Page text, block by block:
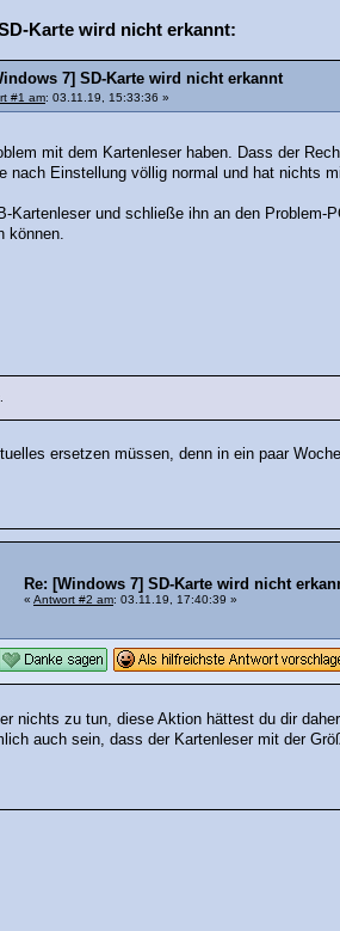
Karte wird nicht erkannt:
7] SD-Karte wird nicht erkannt
#1 am: 03.11.19, 15:33:36 »
mit dem Kartenleser haben. Dass der
nach Einstellung völlig normal und hat nichts
Kartenleser und schließe ihn an den Problem-
können.
ersetzen müssen, denn in ein paar
Re: [Windows 7] SD-Karte wird nicht
« Antwort #2 am: 03.11.19, 17:40:39 »
nichts zu tun, diese Aktion hättest du dir
auch sein, dass der Kartenleser mit der